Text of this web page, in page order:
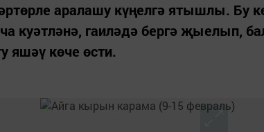
аралашу күңелгә ятышлы. Бу
куәтләнә, гаиләдә бергә җыелып,
яшәү көче өсти.